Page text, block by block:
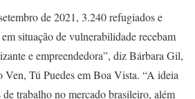
de 2021, 3.240 refugiados e
situação de vulnerabilidade recebam
e empreendedora”, diz Bárbara Gil,
Ven, Tú Puedes em Boa Vista. “A ideia
trabalho no mercado brasileiro, além